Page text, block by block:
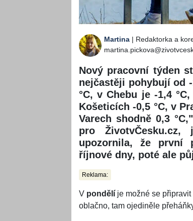
Martina | Redaktorka a
Nový pracovní týden
nejčastěji pohybují od
°C, v Chebu je -1,4
Košeticích -0,5 °C, v
Varech shodně 0,3
pro
upozornila, že první
říjnové dny, poté ale
Reklama:
V pondělí je možné se
oblačno, tam ojediněle